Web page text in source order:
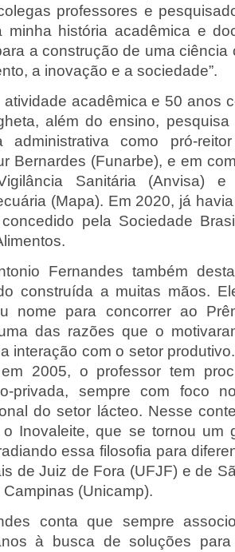
professores e
minha história acadêmica e
a construção de uma ciência
a inovação e a sociedade”.
acadêmica e 50 anos
além do ensino,
administrativa como pró-
Bernardes (Funarbe), e em
Sanitária (Anvisa)
(Mapa). Em 2020, já
pela Sociedade
Fernandes também
construída a muitas mãos.
nome para concorrer ao
das razões que o
interação com o setor
2005, o professor tem
privada, sempre com foco
do setor lácteo. Nesse
Inovaleite, que se tornou um
essa filosofia para
de Juiz de Fora (UFJF) e de
(Unicamp).
conta que sempre
à busca de soluções